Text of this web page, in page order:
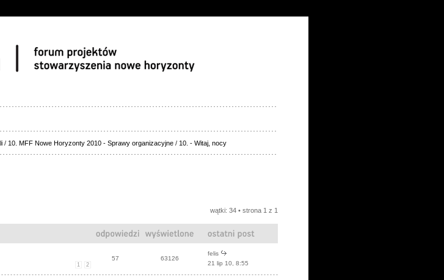
/ 10. MFF Nowe Horyzonty 2010 - Sprawy organizacyjne / 10. - Witaj, nocy
wątki: 34 • strona 1 z 1
1 2
57 63126
felis
21 lip 10, 8:55